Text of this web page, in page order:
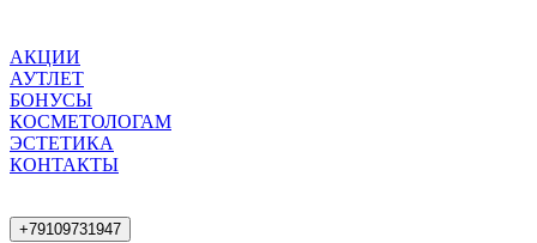
АКЦИИ
АУТЛЕТ
БОНУСЫ
КОСМЕТОЛОГАМ
ЭСТЕТИКА
КОНТАКТЫ
+79109731947